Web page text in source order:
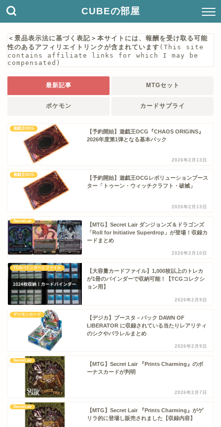
CUBEの部屋
＜景品表示法に基づく表記＞本サイトには、報酬を受け取る可能
性のあるアフィリエイトリンクが含まれています (This site
contains affiliate links for which I may be
compensated)
最新記事 MTGセット
ポケモン カードサプライ
遊戯王OCG
【予約開始】遊戯王OCG『CHAOS ORIGINS』
2026年度第1弾となる基本パック
2026年2月13日
遊戯王OCG
【予約開始】遊戯王OCGレボリューションブース
ター「トゥーン・ウィッチクラフト・破械」
2026年2月13日
SecretLair
【MTG】Secret Lair ダンジョンズ＆ドラゴンズ
「Roll for Initiative Superdrop」が登場！収録カ
ードまとめ
2026年2月10日
TCGバインダーとファイル
【大容量カードファイル】1,000枚以上のトレカ
が1冊のバインダーで収納可能！【TCGコレクシ
ョン用】
2026年2月9日
デジモンカード
【デジカ】ブースタ－パック DAWN OF
LIBERATOR に収録されている当たりレアリティ
のシクやパラレルまとめ
2026年2月9日
SecretLair
【MTG】Secret Lair 『Prints Charming』のボ
ーナスカードが判明
2026年2月7日
SecretLair
【MTG】Secret Lair 『Prints Charming』がゲ
リラ的に登場し販売されました【収録内容】